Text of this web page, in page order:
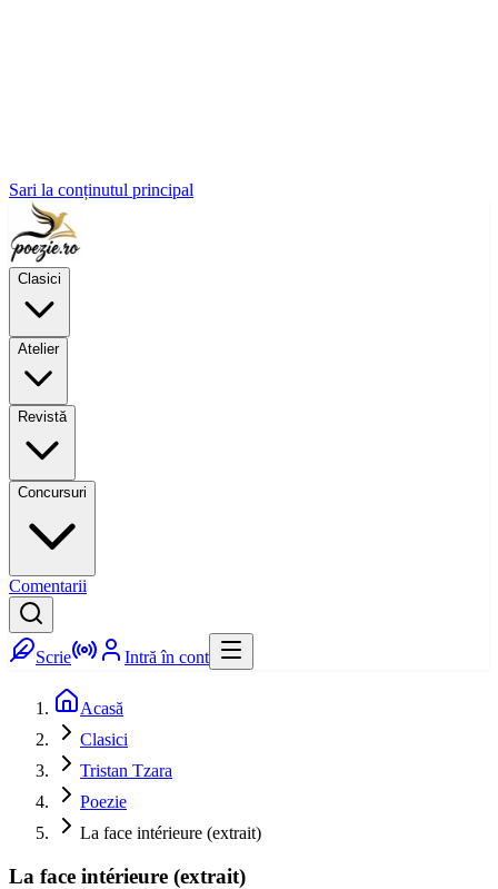
Sari la conținutul principal
Clasici
Atelier
Revistă
Concursuri
Comentarii
Scrie Intră în cont
Acasă
Clasici
Tristan Tzara
Poezie
La face intérieure (extrait)
La face intérieure (extrait)